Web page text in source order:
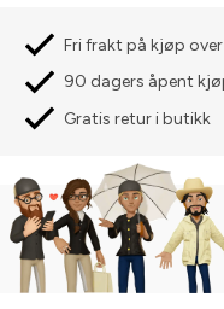
Fri frakt på kjøp
90 dagers åpent
Gratis retur i butikk